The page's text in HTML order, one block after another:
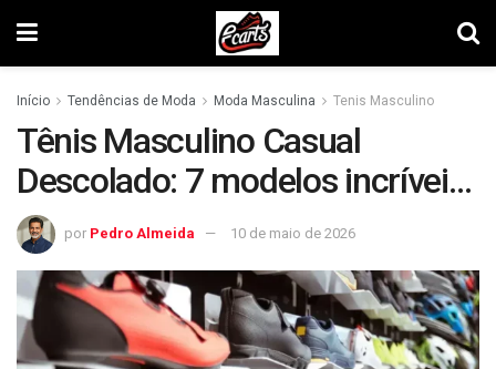
Início Tendências de Moda Moda Masculina Tenis Masculino
Tênis Masculino Casual
Descolado: 7 modelos incríveis
para arrasar
por Pedro Almeida 10 de maio de 2026